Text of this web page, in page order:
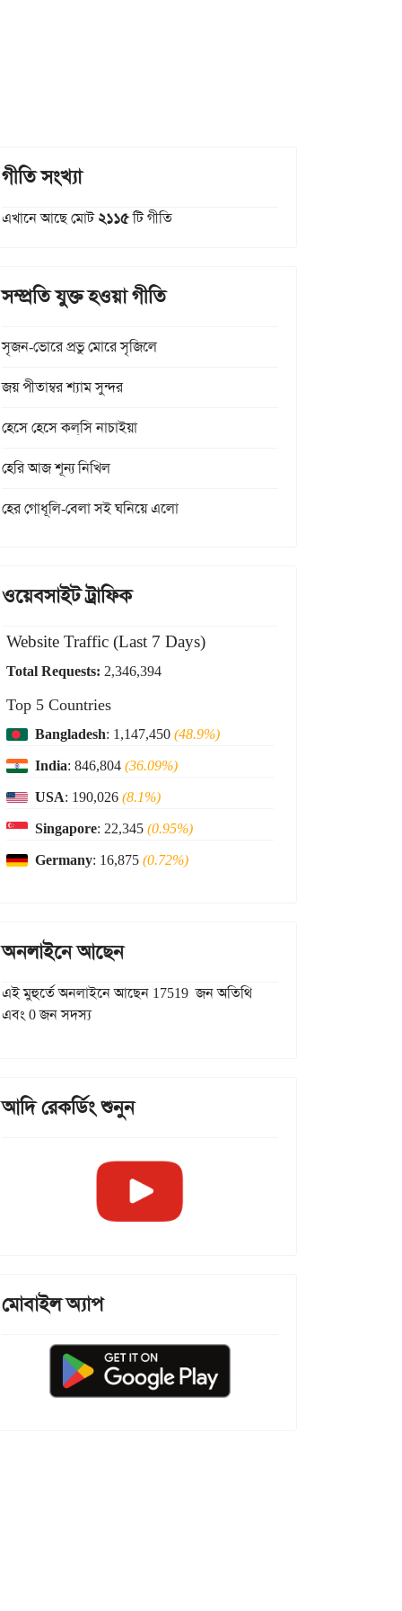
গীতি সংখ্যা
এখানে আছে মোট২১১৫টি গীতি
সম্প্রতি যুক্ত হওয়া গীতি
সৃজন-ভোরে প্রভু মোরে সৃজিলে
জয় পীতাম্বর শ্যাম সুন্দর
হেসে হেসে কল্‌সি নাচাইয়া
হেরি আজ শূন্য নিখিল
হের গোধূলি-বেলা সই ঘনিয়ে এলো
ওয়েবসাইট ট্রাফিক
Website Traffic (Last 7 Days)
Total Requests: 2,346,394
Top 5 Countries
Bangladesh: 1,147,450(48.9%)
India: 846,804(36.09%)
USA: 190,026(8.1%)
Singapore: 22,345(0.95%)
Germany: 16,875(0.72%)
অনলাইনে আছেন
এই মুহুর্তে অনলাইনে আছেন 17519 জন অতিথি
এবং 0 জন সদস্য
আদি রেকর্ডিং শুনুন
মোবাইল অ্যাপ